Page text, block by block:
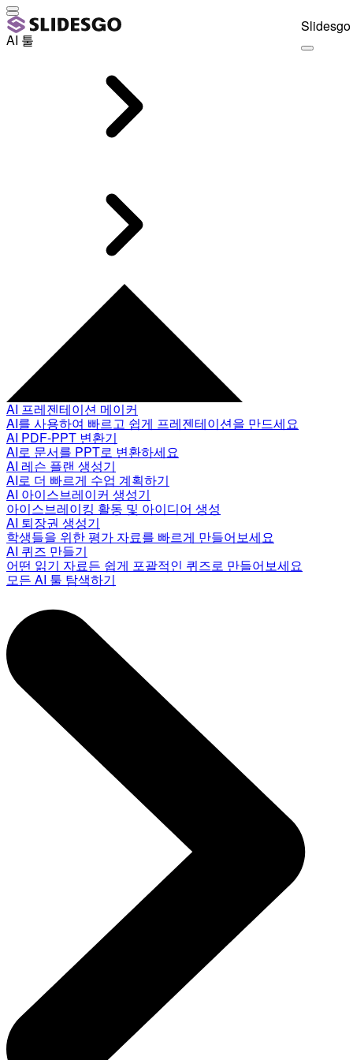
AI 툴
AI 프레젠테이션 메이커
AI를 사용하여 빠르고 쉽게 프레젠테이션을 만드세요
AI PDF-PPT 변환기
AI로 문서를 PPT로 변환하세요
AI 레슨 플랜 생성기
AI로 더 빠르게 수업 계획하기
AI 아이스브레이커 생성기
아이스브레이킹 활동 및 아이디어 생성
AI 퇴장권 생성기
학생들을 위한 평가 자료를 빠르게 만들어보세요
AI 퀴즈 만들기
어떤 읽기 자료든 쉽게 포괄적인 퀴즈로 만들어보세요
모든 AI 툴 탐색하기